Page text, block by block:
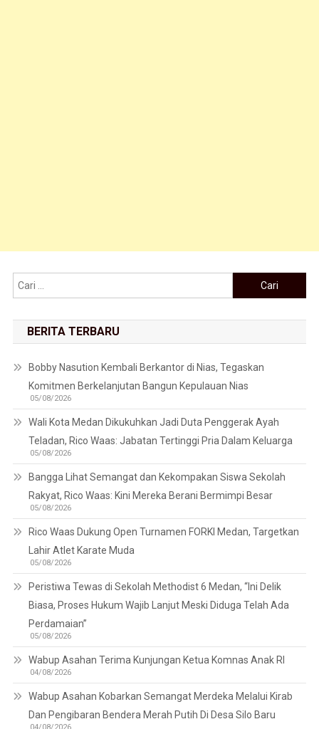
Cari untuk:
BERITA TERBARU
Bobby Nasution Kembali Berkantor di Nias, Tegaskan
Komitmen Berkelanjutan Bangun Kepulauan Nias
05/08/2026
Wali Kota Medan Dikukuhkan Jadi Duta Penggerak Ayah
Teladan, Rico Waas: Jabatan Tertinggi Pria Dalam Keluarga
05/08/2026
Bangga Lihat Semangat dan Kekompakan Siswa Sekolah
Rakyat, Rico Waas: Kini Mereka Berani Bermimpi Besar
05/08/2026
Rico Waas Dukung Open Turnamen FORKI Medan, Targetkan
Lahir Atlet Karate Muda
05/08/2026
Peristiwa Tewas di Sekolah Methodist 6 Medan, “Ini Delik
Biasa, Proses Hukum Wajib Lanjut Meski Diduga Telah Ada
Perdamaian”
05/08/2026
Wabup Asahan Terima Kunjungan Ketua Komnas Anak RI
04/08/2026
Wabup Asahan Kobarkan Semangat Merdeka Melalui Kirab
Dan Pengibaran Bendera Merah Putih Di Desa Silo Baru